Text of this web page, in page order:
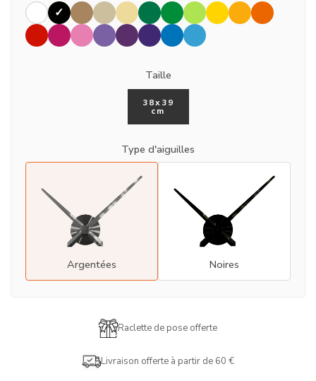
Taille
38x39
cm
Type d'aiguilles
Argentées Noires
Raclette de pose offerte
Livraison offerte à partir de 60 €